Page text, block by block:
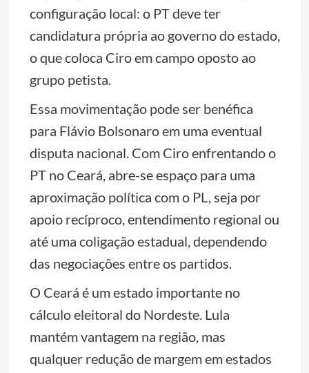
configuração local: o PT deve ter
candidatura própria ao governo do estado,
o que coloca Ciro em campo oposto ao
grupo petista.
Essa movimentação pode ser benéfica
para Flávio Bolsonaro em uma eventual
disputa nacional. Com Ciro enfrentando o
PT no Ceará, abre-se espaço para uma
aproximação política com o PL, seja por
apoio recíproco, entendimento regional ou
até uma coligação estadual, dependendo
das negociações entre os partidos.
O Ceará é um estado importante no
cálculo eleitoral do Nordeste. Lula
mantém vantagem na região, mas
qualquer redução de margem em estados